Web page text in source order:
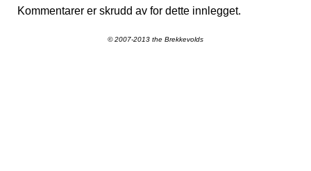
Kommentarer er skrudd av for dette innlegget.
© 2007-2013 the Brekkevolds